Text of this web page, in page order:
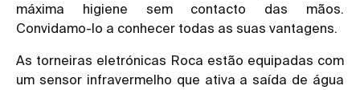
máxima higiene sem contacto das mãos.
Convidamo-lo a conhecer todas as suas vantagens.
As torneiras eletrónicas Roca estão equipadas com
um sensor infravermelho que ativa a saída de água